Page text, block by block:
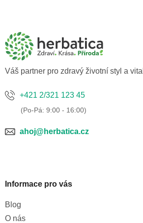
a
Váš partner pro zdravý životní styl a
+421 2/321 123 45
ahoj@herbatica.cz
Informace pro vás
Blog
O nás